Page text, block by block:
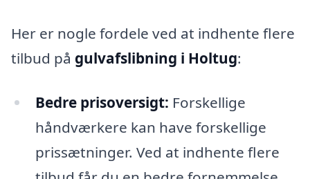
Her er nogle fordele ved at indhente flere
tilbud på gulvafslibning i Holtug:
Bedre prisoversigt: Forskellige
håndværkere kan have forskellige
prissætninger. Ved at indhente flere